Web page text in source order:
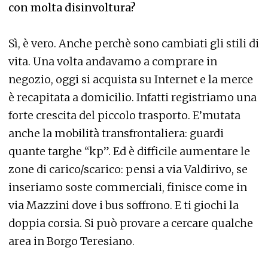
con molta disinvoltura?
Sì, è vero. Anche perchè sono cambiati gli stili di
vita. Una volta andavamo a comprare in
negozio, oggi si acquista su Internet e la merce
è recapitata a domicilio. Infatti registriamo una
forte crescita del piccolo trasporto. E’mutata
anche la mobilità transfrontaliera: guardi
quante targhe “kp”. Ed è difficile aumentare le
zone di carico/scarico: pensi a via Valdirivo, se
inseriamo soste commerciali, finisce come in
via Mazzini dove i bus soffrono. E ti giochi la
doppia corsia. Si può provare a cercare qualche
area in Borgo Teresiano.